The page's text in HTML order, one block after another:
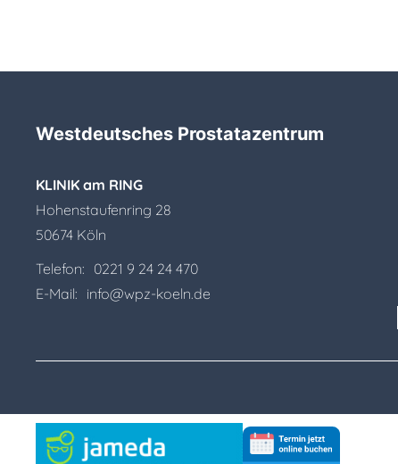
Westdeutsches Prostatazentrum
KLINIK am RING
Hohenstaufenring 28
50674 Köln
Telefon: 0221 9 24 24 470
E-Mail: info@wpz-koeln.de